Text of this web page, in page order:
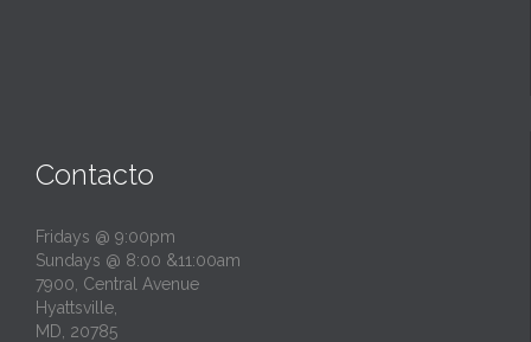
Contacto
Fridays @ 9:00pm
Sundays @ 8:00 &11:00am
7900, Central Avenue
Hyattsville,
MD, 20785